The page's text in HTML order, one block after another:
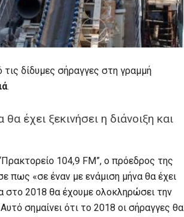
δίδυμες σήραγγες στη γραμμή
.
έχει ξεκινήσει η διάνοιξη και
104,9 FM”, ο πρόεδρος της
πως «σε έναν με ενάμιση μήνα θα έχει
στο 2018 θα έχουμε ολοκληρώσει την
σημαίνει ότι το 2018 οι σήραγγες θα